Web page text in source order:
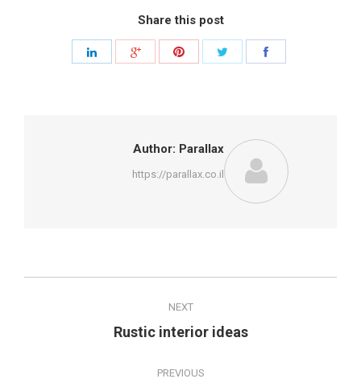
Share this post
שתף
שתף
שתף שתף
Author: Parallax
https://parallax.co.il
navigation
PREVIOUS
NEXT
Next
Rustic interior ideas